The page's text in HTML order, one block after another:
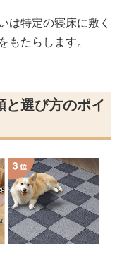
は特定の寝床に敷く
たらします。
選び方のポイ